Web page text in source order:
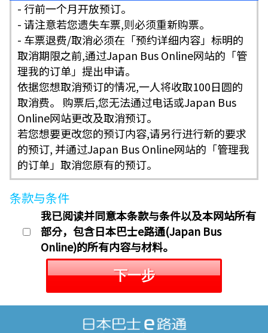
- 行前一个月开放预订。
- 请注意若您遗失车票,则必须重新购票。
- 车票退费/取消必须在「预约详细内容」标明的
取消期限之前,通过Japan Bus Online网站的「管
理我的订单」提出申请。
依据您想取消预订的情况,一人将收取100日圆的
取消费。 购票后,您无法通过电话或Japan Bus
Online网站更改及取消预订。
若您想要更改您的预订内容,请另行进行新的要求
的预订, 并通过Japan Bus Online网站的「管理我
的订单」取消您原有的预订。
条款与条件
我已阅读并同意本条款与条件以及本网站所有
部分，包含日本巴士e路通(Japan Bus
Online)的所有内容与材料。
下一步